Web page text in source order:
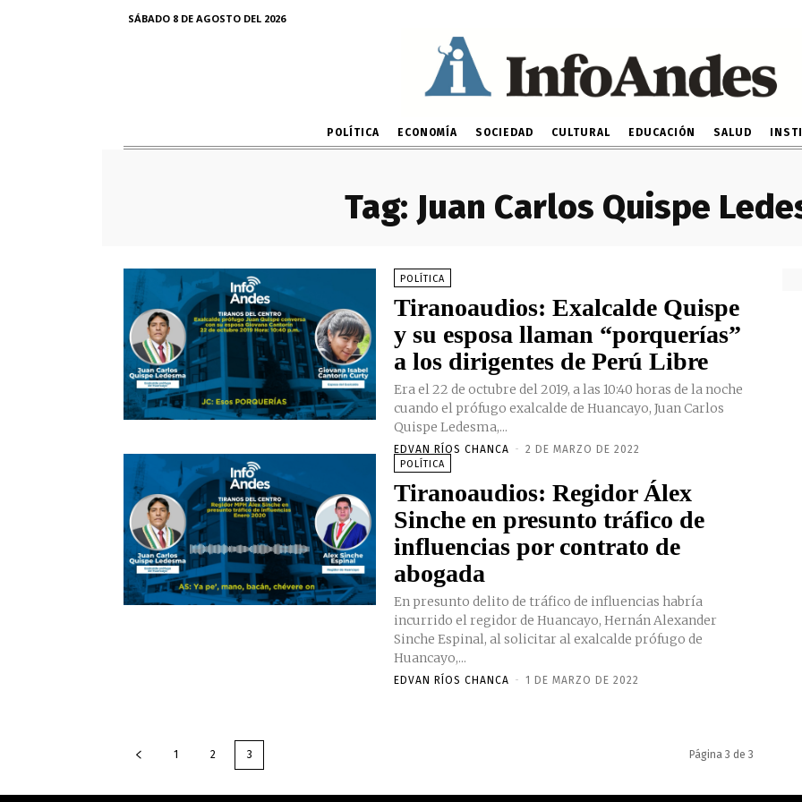
SÁBADO 8 DE AGOSTO DEL 2026
POLÍTICA ECONOMÍA SOCIEDAD CULTURAL EDUCACIÓN SALUD
Tag: Juan Carlos Quispe
POLÍTICA
Tiranoaudios: Exalcalde Quispe
y su esposa llaman “porquerías”
a los dirigentes de Perú Libre
Era el 22 de octubre del 2019, a las 10:40 horas de la noche
cuando el prófugo exalcalde de Huancayo, Juan Carlos
Quispe Ledesma,...
EDVAN RÍOS CHANCA - 2 DE MARZO DE 2022
POLÍTICA
Tiranoaudios: Regidor Álex
Sinche en presunto tráfico de
influencias por contrato de
abogada
En presunto delito de tráfico de influencias habría
incurrido el regidor de Huancayo, Hernán Alexander
Sinche Espinal, al solicitar al exalcalde prófugo de
Huancayo,...
EDVAN RÍOS CHANCA - 1 DE MARZO DE 2022
1 2 3 Página 3 de 3